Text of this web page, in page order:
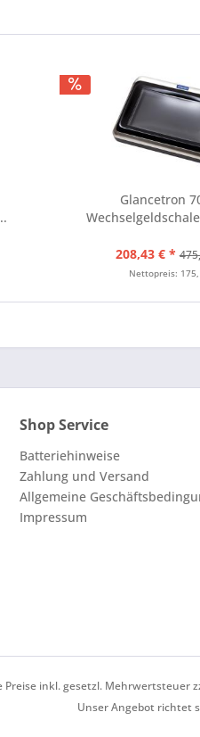
Glancetron
208,43 € *
Nettopreis:
Shop Service
Batteriehinweise
Zahlung und Versand
Allgemeine
Impressum
Preise inkl. gesetzl. Mehrwertsteuer
Unser Angebot richtet